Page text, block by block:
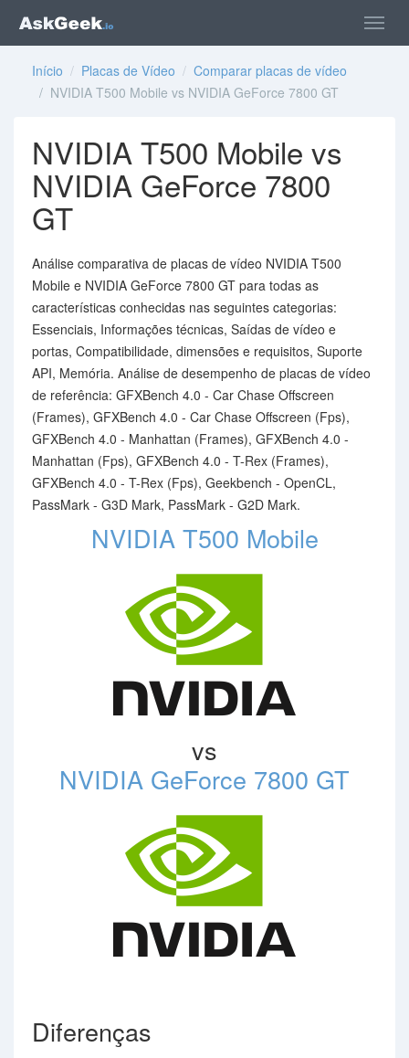
Início / Placas de Vídeo / Comparar placas de vídeo
/ NVIDIA T500 Mobile vs NVIDIA GeForce 7800 GT
NVIDIA T500 Mobile vs
NVIDIA GeForce 7800
GT
Análise comparativa de placas de vídeo NVIDIA T500
Mobile e NVIDIA GeForce 7800 GT para todas as
características conhecidas nas seguintes categorias:
Essenciais, Informações técnicas, Saídas de vídeo e
portas, Compatibilidade, dimensões e requisitos, Suporte
API, Memória. Análise de desempenho de placas de vídeo
de referência: GFXBench 4.0 - Car Chase Offscreen
(Frames), GFXBench 4.0 - Car Chase Offscreen (Fps),
GFXBench 4.0 - Manhattan (Frames), GFXBench 4.0 -
Manhattan (Fps), GFXBench 4.0 - T-Rex (Frames),
GFXBench 4.0 - T-Rex (Fps), Geekbench - OpenCL,
PassMark - G3D Mark, PassMark - G2D Mark.
NVIDIA T500 Mobile
vs
NVIDIA GeForce 7800 GT
Diferenças